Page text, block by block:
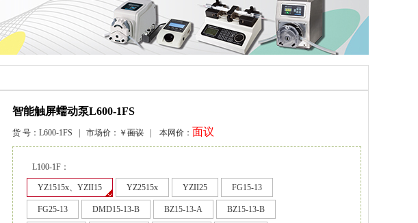
智能触屏蠕动泵L600-1FS
货 号： L600-1FS | 市场价：￥ 面议 | 本网价： 面议
L100-1F：
YZ1515x、YZII15 YZ2515x YZII25 FG15-13
FG25-13 DMD15-13-B BZ15-13-A BZ15-13-B